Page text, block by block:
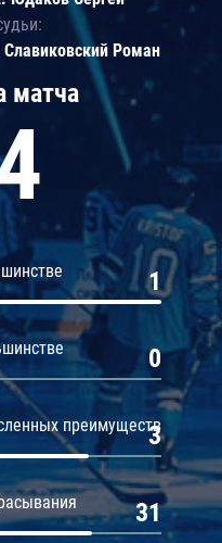
матча
1
0
преимуществ
3
31
Роман